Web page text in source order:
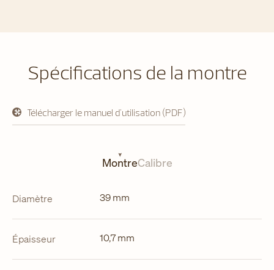
Spécifications de la montre
Télécharger le manuel d'utilisation (PDF)
s'ouvre
dans
MontreCalibre
Diamètre 39 mm
Épaisseur 10,7 mm